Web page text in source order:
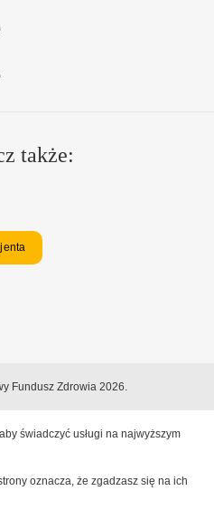
także:
Fundusz Zdrowia 2026.
świadczyć usługi na najwyższym
oznacza, że zgadzasz się na ich